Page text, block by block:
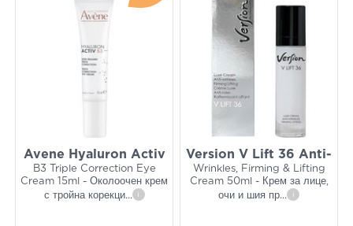
Avene Hyaluron Activ
B3 Triple Correction Eye
Cream 15ml - Околоочен крем
с тройна корекци... i
Version V Lift 36 Anti-
Wrinkles, Firming & Lifting
Cream 50ml - Крем за лице,
очи и шия пр... i